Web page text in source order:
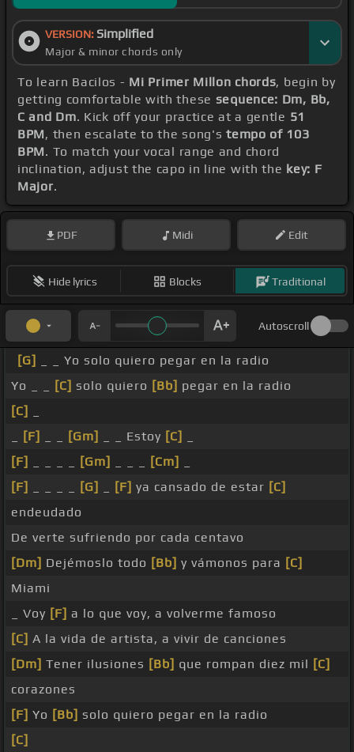
VERSION: Simplified
Major & minor chords only
To learn Bacilos - Mi Primer Millon chords, begin by
getting comfortable with these sequence: Dm, Bb,
C and Dm. Kick off your practice at a gentle 51
BPM, then escalate to the song'stempo of 103
BPM. To match your vocal range and chord
inclination, adjust the capo in line with the key: F
Major.
PDF Midi Edit
Hide lyrics Blocks Traditional
Autoscroll
[G]
_ _ Yo solo quiero pegar en la radio
Yo _ _
[C] solo quiero [Bb] pegar en la radio
[C]
[F] [Gm] _ _ Estoy [C]
[F]
[Gm] [Cm]
[F]
[G] [F] ya cansado de estar [C]
endeudado
De verte sufriendo por cada centavo
[Dm] Dejémoslo todo [Bb] y vámonos para [C]
Miami
_ Voy [F] a lo que voy, a volverme famoso
[C] A la vida de artista, a vivir de canciones
[Dm] Tener ilusiones [Bb] que rompan diez mil [C]
corazones
[F] Yo [Bb] solo quiero pegar en la radio
[C]